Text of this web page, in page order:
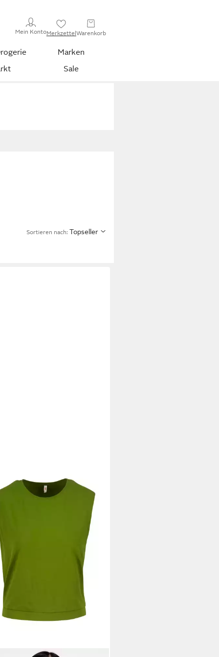
Mein KontoMerkzettelWarenkorb
Marken
Sale
Sortieren nach: Topseller